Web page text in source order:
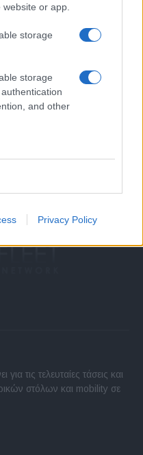
or app.
storage
storage
and other
Privacy Policy
τις τελευταίες τάσεις και
στόλων και mobility σε